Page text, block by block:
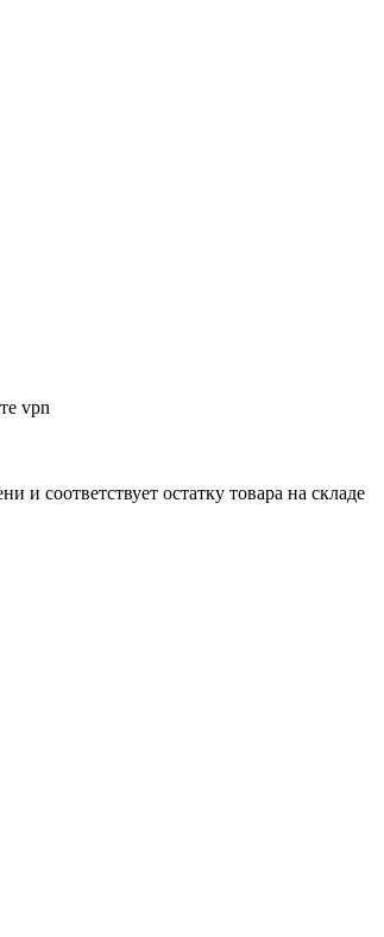
vpn
и соответствует остатку товара на складе